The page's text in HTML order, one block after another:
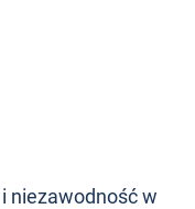
niezawodność w